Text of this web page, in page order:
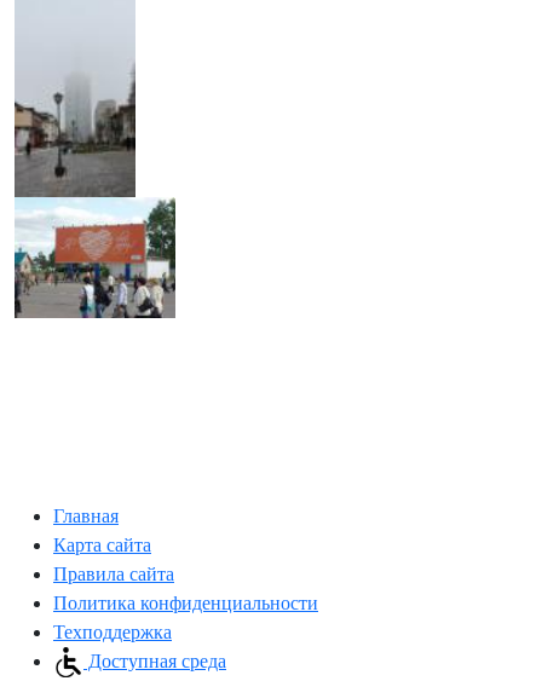
Главная
Карта сайта
Правила сайта
Политика конфиденциальности
Техподдержка
Доступная среда